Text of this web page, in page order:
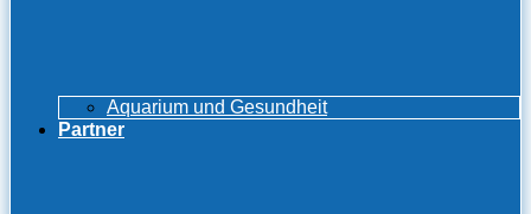
Aquarium und Gesundheit
Partner